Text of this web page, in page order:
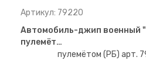
Артикул: 79220
Автомобиль-джип военный
пулемёт…